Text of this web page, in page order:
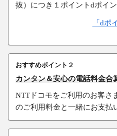
抜）につき１ポイントdポイン
「dポ
おすすめポイント２
カンタン＆安心の電話料金合
NTTドコモをご利用のお客さ
のご利用料金と一緒にお支払